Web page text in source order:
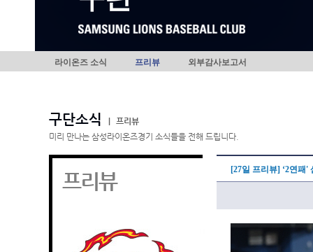
라이온즈 소식 프리뷰 외부감사보고서
구단소식
프리뷰
미리 만나는 삼성라이온즈경기 소식들을 전해 드립니다.
프리뷰 [27일 프리뷰] ‘2연패'